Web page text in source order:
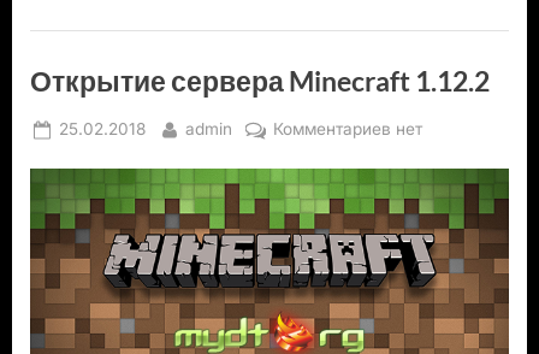
Открытие сервера Minecraft 1.12.2
Posted
25.02.2018 By
admin Комментариевк
Открытие
сервера
Minecraft
1.12.2
нет